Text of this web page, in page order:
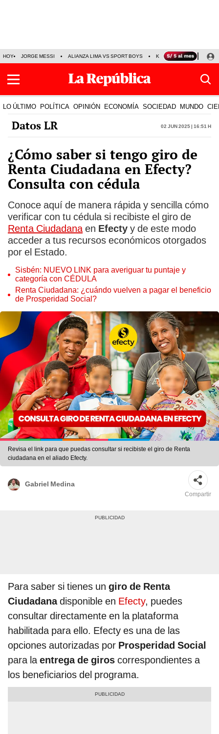
HOY JORGE MESSI ALIANZA LIMA VS SPORT BOYS KENJI FUJIMORI
LO ÚLTIMO POLÍTICA OPINIÓN ECONOMÍA SOCIEDAD MUNDO
Datos LR 02 Jun 2025 | 16:51 h
¿Cómo saber si tengo giro de
Renta Ciudadana en Efecty?
Consulta con cédula
Conoce aquí de manera rápida y sencilla cómo
verificar con tu cédula si recibiste el giro de
Renta Ciudadanaen Efecty y de este modo
acceder a tus recursos económicos otorgados
por el Estado.
Sisbén: NUEVO LINK para averiguar tu puntaje y
categoría con CÉDULA
Renta Ciudadana: ¿cuándo vuelven a pagar el beneficio
de Prosperidad Social?
Revisa el link para que puedas consultar si recibiste el giro de Renta
ciudadana en el aliado Efecty.
Gabriel Medina
Compartir
Para saber si tienes un giro de Renta
Ciudadanadisponible en Efecty, puedes
consultar directamente en la plataforma
habilitada para ello. Efecty es una de las
opciones autorizadas por Prosperidad Social
para laentrega de giros correspondientes a
los beneficiarios del programa.